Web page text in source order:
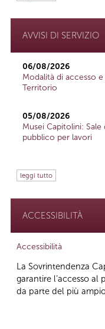
AVVISI DI SERVIZIO
06/08/2026
Modalità di accesso
Territorio
05/08/2026
Musei Capitolini:
pubblico per lavori
leggi tutto
ACCESSIBILITÀ
Accessibilità
La Sovrintendenza
garantire l’accesso
da parte del più